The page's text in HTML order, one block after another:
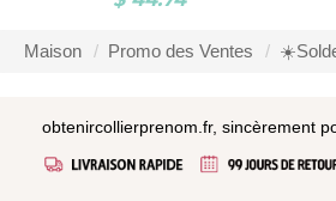
Maison Promo des Ventes
obtenircollierprenom.fr, sincèrement